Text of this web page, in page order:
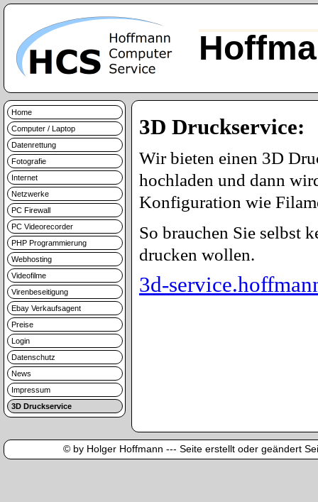
Home
Computer / Laptop
Datenrettung
Fotografie
Internet
Netzwerke
PC Firewall
PC Videorecorder
PHP Programmierung
Webhosting
Videofilme
Virenbeseitigung
Ebay Verkaufsagent
Preise
Login
Datenschutz
News
Impressum
3D Druckservice
3D Druckservice:
Wir bieten einen 3D
hochladen und dann
Konfiguration wie
So brauchen Sie selbst
drucken wollen.
3d-
© by Holger Hoffmann --- Seite erstellt oder geändert